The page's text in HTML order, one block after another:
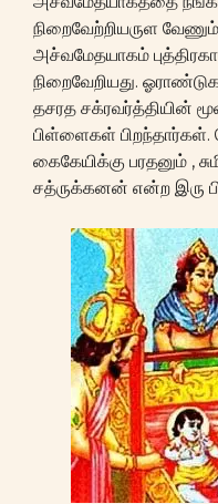
நிறைவேற்றியருள
அச்வமேதயாகம்
நிறைவேறியது.
தசரத சக்ரவர்த்தியின்
பிள்ளைகள்
கைகேயிக்கு பரதனும் ,
சத்ருக்கனன் என்ற இரு